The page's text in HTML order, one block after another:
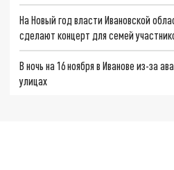
На Новый год власти Ивановской
сделают концерт для семей
В ночь на 16 ноября в Иванове из-за
улицах